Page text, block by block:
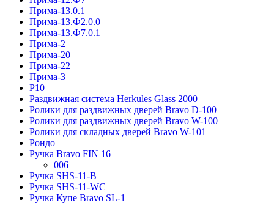
Прима-13.0.1
Прима-13.Ф2.0.0
Прима-13.Ф7.0.1
Прима-2
Прима-20
Прима-22
Прима-3
Р10
Раздвижная система Herkules Glass 2000
Ролики для раздвижных дверей Bravo D-100
Ролики для раздвижных дверей Bravo W-100
Ролики для складных дверей Bravo W-101
Рондо
Ручка Bravo FIN 16
006
Ручка SHS-11-B
Ручка SHS-11-WC
Ручка Купе Bravo SL-1